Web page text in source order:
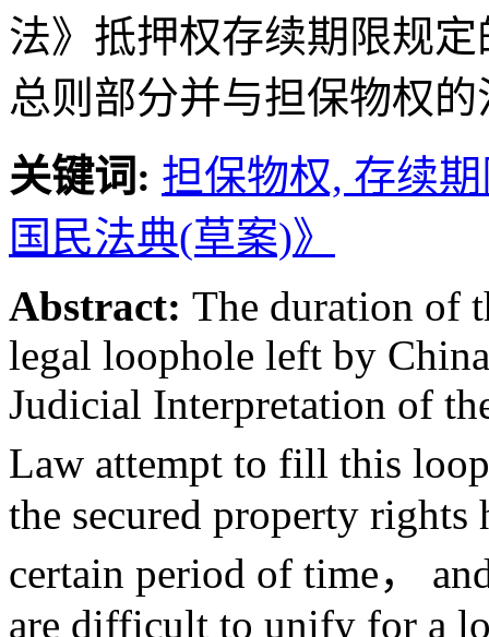
法》抵押权存续期限规
总则部分并与担保物权
关键词: 担保物权, 存续
国民法典(草案)》
Abstract: The duration of
legal loophole left by
Judicial Interpretation of
Law attempt to fill this
the secured property rights
certain period of time，
are difficult to unify for a